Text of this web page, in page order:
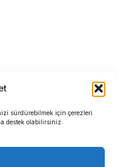
sürdürebilmek için çerezleri
destek olabilirsiniz.